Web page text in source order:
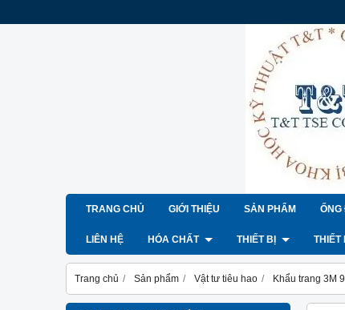
TRANG CHỦ GIỚI THIỆU SẢN PHẨM ỐNG
LIÊN HỆ HÓA CHẤT THIẾT BỊ THIẾT
Trang chủ Sản phẩm Vật tư tiêu hao Khẩu trang 3M